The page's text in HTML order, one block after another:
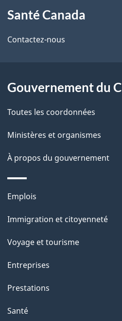
i
l
d
e
p
a
propos
de
site
Santé Canada
Contactez-nous
Gouvernement du
Toutes les coordonnées
Ministères et organismes
À propos du gouvernement
Thèmes
sujets
Emplois
Immigration et citoyenneté
Voyage et tourisme
Entreprises
Prestations
Santé